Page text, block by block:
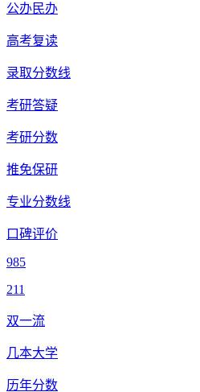
公办民办
高考复读
录取分数线
考研答疑
考研分数
推免保研
专业分数线
口碑评价
985
211
双一流
几本大学
历年分数